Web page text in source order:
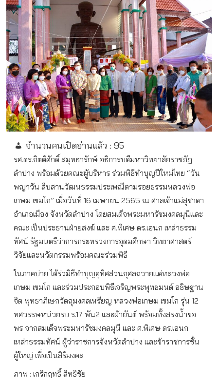
จำนวนคนเปิดอ่านแล้ว : 95
รศ.ดร.กิตติศักดิ์ สมุทธารักษ์ อธิการบดีมหาวิทยาลัยราชภัฏ
ลำปาง พร้อมด้วยคณะผู้บริหาร ร่วมพิธีทำบุญปีใหม่ไทย “วัน
พญาวัน สืบสานวัฒนธรรมประเพณีตามรอยธรรมหลวงพ่อ
เกษม เขมโก” เมื่อวันที่ 16 เมษายน 2565 ณ ศาลเจ้าแม่สุชาดา
อำเภอเมือง จังหวัดลำปาง โดยสมเด็จพระมหารัชมงคลมุนีและ
คณะ เป็นประธานฝ่ายสงฆ์ และ ศ.พิเศษ ดร.เอนก เหล่าธรรม
ทัศน์ รัฐมนตรีว่าการกระทรวงการอุดมศึกษา วิทยาศาสตร์
วิจัยและนวัตกรรมพร้อมคณะร่วมพิธี
ในภาคบ่าย ได้ร่วมิธีทำบุญอุทิศส่วนกุศลถวายแด่หลวงพ่อ
เกษม เขมโก และร่วมประกอบพิธีเจริญพระพุทธมนต์ อธิษฐาน
จิต พุทธาภิเษกวัตถุมงคลเหรียญ หลวงพ่อเกษม เขมโก รุ่น 12
ทศวรรษหน่วยรบ ร.17 พัน2 และผ้ายันต์ พร้อมทั้งสรงน้ำขอ
พร จากสมเด็จพระมหารัชมงคลมุนี และ ศ.พิเศษ ดร.เอนก
เหล่าธรรมทัศน์ ผู้ว่าราชการจังหวัดลำปาง และข้าราชการชั้น
ผู้ใหญ่ เพื่อเป็นสิริมงคล
ภาพ : เกริกฤทธิ์ สิทธิชัย